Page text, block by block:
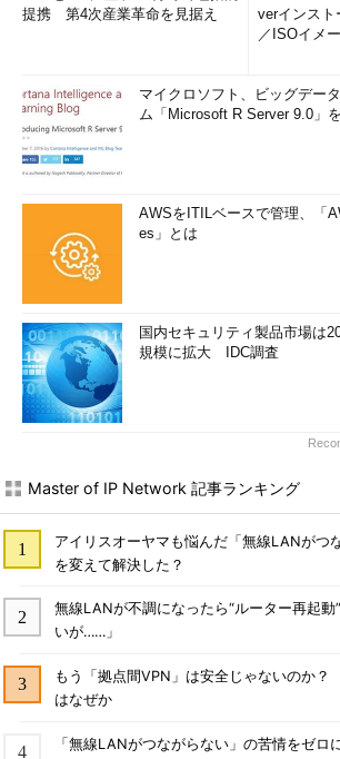
提携 第4次産業革命を見据え
verインスト
／ISOイメ
マイクロソフト、ビッグデー
ム「Microsoft R Server 9.0」
AWSをITILベースで管理、「
es」とは
国内セキュリティ製品市場は
規模に拡大 IDC調査
Master of IP Network 記事ランキング
アイリスオーヤマも悩んだ「無線LANが
を変えて解決した？
無線LANが不調になったら“ルーター再起動
いが……」
もう「拠点間VPN」は安全じゃないのか
はなぜか
「無線LANがつながらない」の苦情をゼ